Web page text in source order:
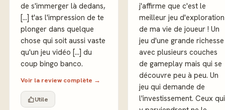
de s'immerger là dedans,
[...] t'as l'impression de te
plonger dans quelque
chose qui soit aussi vaste
qu'un jeu vidéo [...] du
coup bingo banco.
Voir la review complète →
Utile
j'affirme que c'est le
meilleur jeu d'exploration
de ma vie de joueur ! Un
jeu d'une grande richesse
avec plusieurs couches
de gameplay mais qui se
découvre peu à peu. Un
jeu qui demande de
l'investissement. Ceux qui